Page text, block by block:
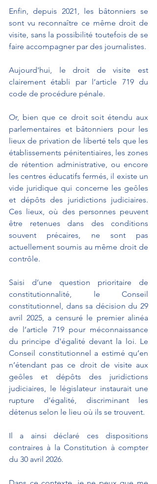
Enfin, depuis 2021, les bâtonniers se
sont vu reconnaître ce même droit de
visite, sans la possibilité toutefois de se
faire accompagner par des journalistes.
Aujourd'hui, le droit de visite est
clairement établi par l’article 719 du
code de procédure pénale.
Or, bien que ce droit soit étendu aux
parlementaires et bâtonniers pour les
lieux de privation de liberté tels que les
établissements pénitentiaires, les zones
de rétention administrative, ou encore
les centres éducatifs fermés, il existe un
vide juridique qui concerne les geôles
et dépôts des juridictions judiciaires.
Ces lieux, où des personnes peuvent
être retenues dans des conditions
souvent précaires, ne sont pas
actuellement soumis au même droit de
contrôle.
Saisi d’une question prioritaire de
constitutionnalité, le Conseil
constitutionnel, dans sa décision du 29
avril 2025, a censuré le premier alinéa
de l’article 719 pour méconnaissance
du principe d'égalité devant la loi. Le
Conseil constitutionnel a estimé qu’en
n’étendant pas ce droit de visite aux
geôles et dépôts des juridictions
judiciaires, le législateur instaurait une
rupture d’égalité, discriminant les
détenus selon le lieu où ils se trouvent.
Il a ainsi déclaré ces dispositions
contraires à la Constitution à compter
du 30 avril 2026.